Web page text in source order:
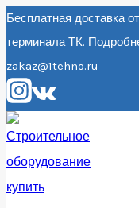
Перейти
к
содержанию
Бесплатная доставка
терминала ТК.
zakaz@1tehno.ru